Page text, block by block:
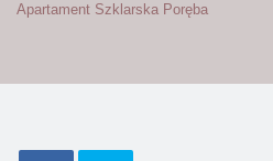
Apartament Szklarska Poręba